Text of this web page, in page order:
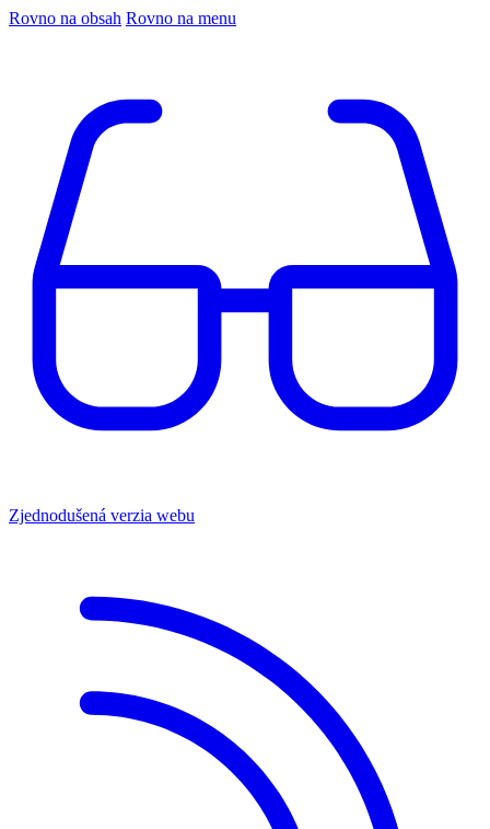
Rovno na obsah Rovno na menu
Zjednodušená verzia webu